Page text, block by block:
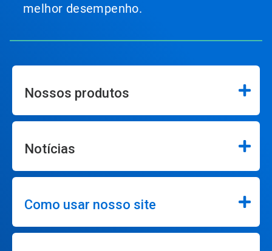
melhor desempenho.
Nossos produtos
Notícias
Como usar nosso site